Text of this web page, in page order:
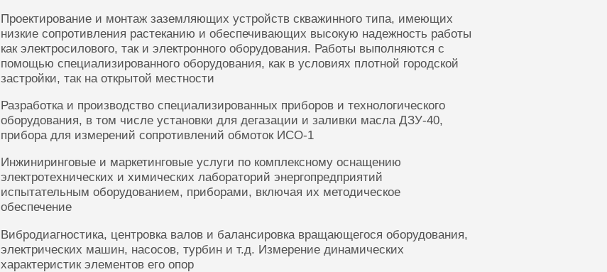
Проектирование и монтаж заземляющих устройств скважинного типа, имеющих
низкие сопротивления растеканию и обеспечивающих высокую надежность работы
как электросилового, так и электронного оборудования. Работы выполняются с
помощью специализированного оборудования, как в условиях плотной городской
застройки, так на открытой местности
Разработка и производство специализированных приборов и технологического
оборудования, в том числе установки для дегазации и заливки масла ДЗУ-40,
прибора для измерений сопротивлений обмоток ИСО-1
Инжиниринговые и маркетинговые услуги по комплексному оснащению
электротехнических и химических лабораторий энергопредприятий
испытательным оборудованием, приборами, включая их методическое
обеспечение
Вибродиагностика, центровка валов и балансировка вращающегося оборудования,
электрических машин, насосов, турбин и т.д. Измерение динамических
характеристик элементов его опор